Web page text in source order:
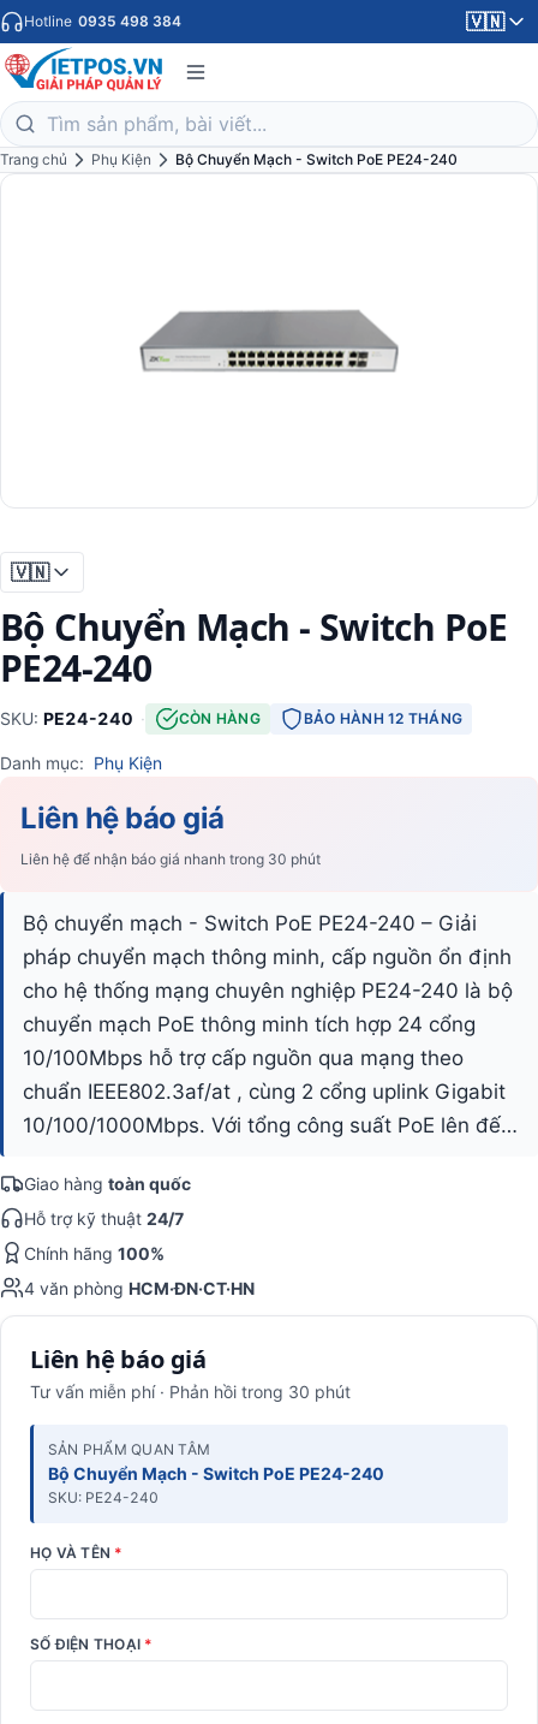
Hotline 0935 498 384 🇻🇳
Trang chủ Phụ Kiện Bộ Chuyển Mạch - Switch PoE PE24-240
🇻🇳
Bộ Chuyển Mạch - Switch PoE
PE24-240
SKU: PE24-240 · CÒN HÀNG BẢO HÀNH 12 THÁNG
Danh mục: Phụ Kiện
Liên hệ báo giá
Liên hệ để nhận báo giá nhanh trong 30 phút
Bộ chuyển mạch - Switch PoE PE24-240 – Giải
pháp chuyển mạch thông minh, cấp nguồn ổn định
cho hệ thống mạng chuyên nghiệp PE24-240 là bộ
chuyển mạch PoE thông minh tích hợp 24 cổng
10/100Mbps hỗ trợ cấp nguồn qua mạng theo
chuẩn IEEE802.3af/at , cùng 2 cổng uplink Gigabit
10/100/1000Mbps. Với tổng công suất PoE lên đế…
Giao hàng toàn quốc
Hỗ trợ kỹ thuật 24/7
Chính hãng 100%
4 văn phòng HCM·ĐN·CT·HN
Liên hệ báo giá
Tư vấn miễn phí · Phản hồi trong 30 phút
SẢN PHẨM QUAN TÂM
Bộ Chuyển Mạch - Switch PoE PE24-240
SKU: PE24-240
HỌ VÀ TÊN *
SỐ ĐIỆN THOẠI *